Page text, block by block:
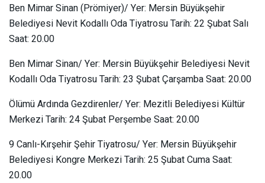
Ben Mimar Sinan (Prömiyer)/ Yer: Mersin Büyükşehir
Belediyesi Nevit Kodallı Oda Tiyatrosu Tarih: 22 Şubat Salı
Saat: 20.00
Ben Mimar Sinan/ Yer: Mersin Büyükşehir Belediyesi Nevit
Kodallı Oda Tiyatrosu Tarih: 23 Şubat Çarşamba Saat: 20.00
Ölümü Ardında Gezdirenler/ Yer: Mezitli Belediyesi Kültür
Merkezi Tarih: 24 Şubat Perşembe Saat: 20.00
9 Canlı-Kırşehir Şehir Tiyatrosu/ Yer: Mersin Büyükşehir
Belediyesi Kongre Merkezi Tarih: 25 Şubat Cuma Saat:
20.00